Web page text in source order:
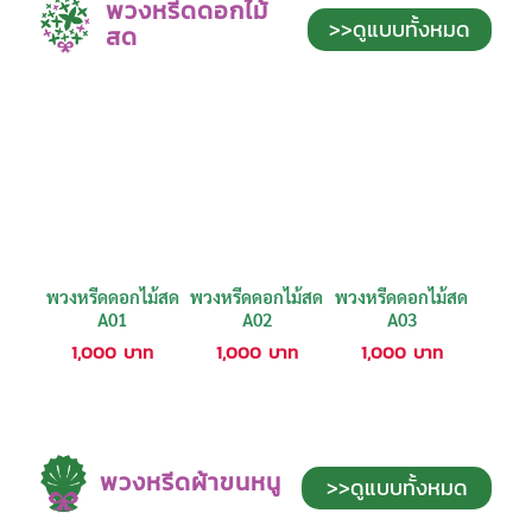
พวงหรีดดอกไม้
สด >>ดูแบบทั้งหมด
พวงหรีดดอกไม้สด
A01
1,000 บาท
พวงหรีดดอกไม้สด
A02
1,000 บาท
พวงหรีดดอกไม้สด
A03
1,000 บาท
พวงหรีดผ้าขนหนู >>ดูแบบทั้งหมด